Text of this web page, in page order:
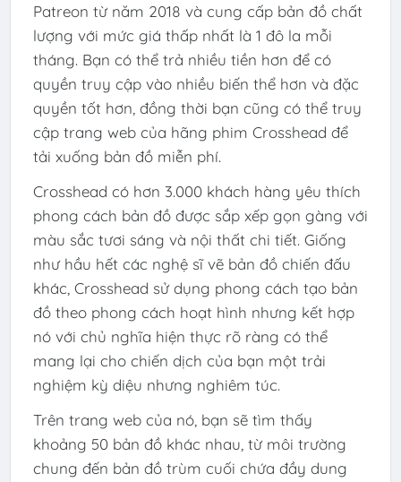
Patreon từ năm 2018 và cung cấp bản đồ chất
lượng với mức giá thấp nhất là 1 đô la mỗi
tháng. Bạn có thể trả nhiều tiền hơn để có
quyền truy cập vào nhiều biến thể hơn và đặc
quyền tốt hơn, đồng thời bạn cũng có thể truy
cập trang web của hãng phim Crosshead để
tải xuống bản đồ miễn phí.
Crosshead có hơn 3.000 khách hàng yêu thích
phong cách bản đồ được sắp xếp gọn gàng với
màu sắc tươi sáng và nội thất chi tiết. Giống
như hầu hết các nghệ sĩ vẽ bản đồ chiến đấu
khác, Crosshead sử dụng phong cách tạo bản
đồ theo phong cách hoạt hình nhưng kết hợp
nó với chủ nghĩa hiện thực rõ ràng có thể
mang lại cho chiến dịch của bạn một trải
nghiệm kỳ diệu nhưng nghiêm túc.
Trên trang web của nó, bạn sẽ tìm thấy
khoảng 50 bản đồ khác nhau, từ môi trường
chung đến bản đồ trùm cuối chứa đầy dung